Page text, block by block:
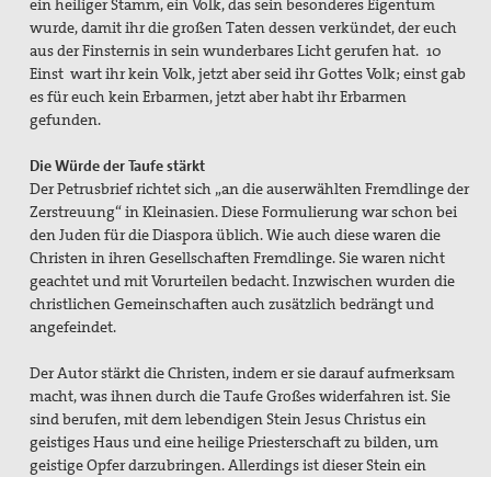
ein heiliger Stamm, ein Volk, das sein besonderes Eigentum
wurde, damit ihr die großen Taten dessen verkündet, der euch
aus der Finsternis in sein wunderbares Licht gerufen hat. 10
Einst wart ihr kein Volk, jetzt aber seid ihr Gottes Volk; einst gab
es für euch kein Erbarmen, jetzt aber habt ihr Erbarmen
gefunden.
Die Würde der Taufe stärkt
Der Petrusbrief richtet sich „an die auserwählten Fremdlinge der
Zerstreuung“ in Kleinasien. Diese Formulierung war schon bei
den Juden für die Diaspora üblich. Wie auch diese waren die
Christen in ihren Gesellschaften Fremdlinge. Sie waren nicht
geachtet und mit Vorurteilen bedacht. Inzwischen wurden die
christlichen Gemeinschaften auch zusätzlich bedrängt und
angefeindet.
Der Autor stärkt die Christen, indem er sie darauf aufmerksam
macht, was ihnen durch die Taufe Großes widerfahren ist. Sie
sind berufen, mit dem lebendigen Stein Jesus Christus ein
geistiges Haus und eine heilige Priesterschaft zu bilden, um
geistige Opfer darzubringen. Allerdings ist dieser Stein ein